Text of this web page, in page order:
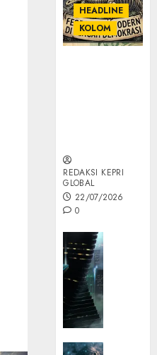
HEADLINE
KOLOM
REDAKSI KEPRI
GLOBAL
22/07/2026
0